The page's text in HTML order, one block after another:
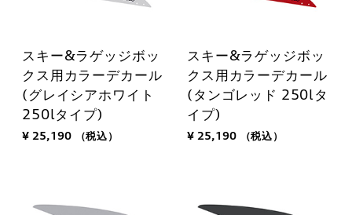
スキー&ラゲッジボッ
クス用カラーデカール
(グレイシアホワイト
250lタイプ)
¥ 25,190 （税込）
スキー&ラゲッジボッ
クス用カラーデカール
(タンゴレッド 250lタ
イプ)
¥ 25,190 （税込）